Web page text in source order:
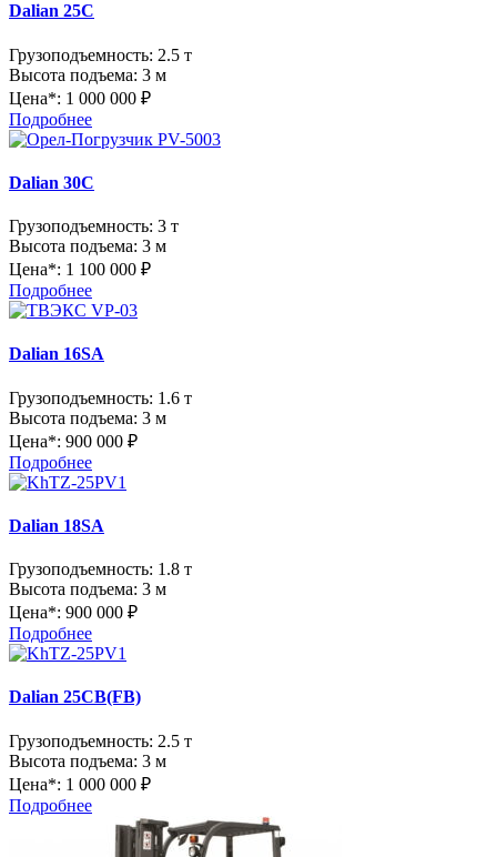
Dalian 25C
Грузоподъемность: 2.5 т
Высота подъема: 3 м
Цена*: 1 000 000 ₽
Подробнее
Dalian 30C
Грузоподъемность: 3 т
Высота подъема: 3 м
Цена*: 1 100 000 ₽
Подробнее
Dalian 16SA
Грузоподъемность: 1.6 т
Высота подъема: 3 м
Цена*: 900 000 ₽
Подробнее
Dalian 18SA
Грузоподъемность: 1.8 т
Высота подъема: 3 м
Цена*: 900 000 ₽
Подробнее
Dalian 25CB(FB)
Грузоподъемность: 2.5 т
Высота подъема: 3 м
Цена*: 1 000 000 ₽
Подробнее